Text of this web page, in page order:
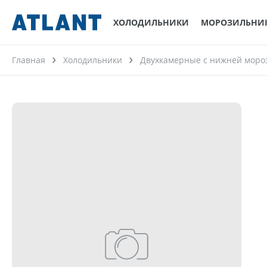
ХОЛОДИЛЬНИКИ
Главная Холодильники Двухкамерные с нижней